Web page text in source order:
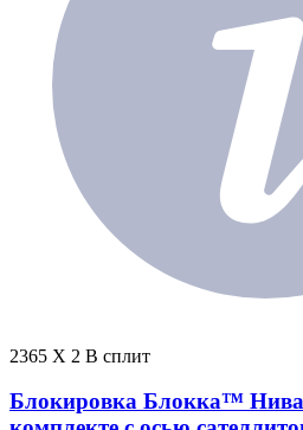
2365 X 2 В сплит
Блокировка Блокка™